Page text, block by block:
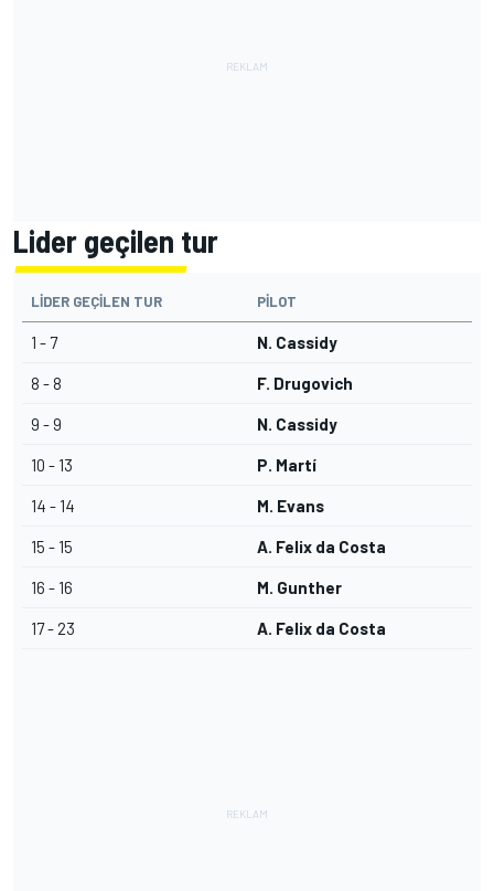
Lider geçilen tur
LIDER GEÇILEN TUR PILOT
1 - 7 N. Cassidy
8 - 8 F. Drugovich
9 - 9 N. Cassidy
10 - 13 P. Martí
14 - 14 M. Evans
15 - 15 A. Felix da Costa
16 - 16 M. Gunther
17 - 23 A. Felix da Costa